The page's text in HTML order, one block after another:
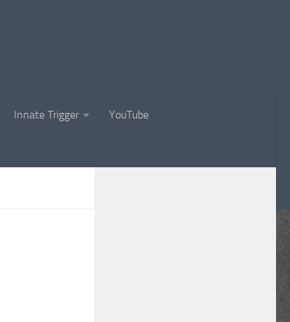
Innate Trigger YouTube